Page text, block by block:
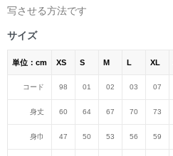
写させる方法です
サイズ
単位：cm XS S M L XL
コード 98 01 02 03 07
身丈 60 64 67 70 73
身巾 47 50 53 56 59